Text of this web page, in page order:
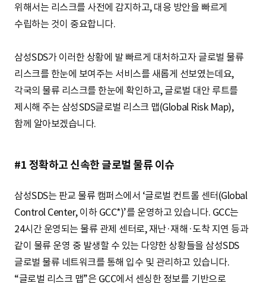
r
위해서는 리스크를 사전에 감지하고, 대응 방안을 빠르게
수립하는 것이 중요합니다.
삼성SDS가 이러한 상황에 발 빠르게 대처하고자 글로벌 물류
리스크를 한눈에 보여주는 서비스를 새롭게 선보였는데요,
각국의 물류 리스크를 한눈에 확인하고, 글로벌 대안 루트를
제시해 주는 삼성SDS글로벌 리스크 맵(Global Risk Map),
함께 알아보겠습니다.
#1 정확하고 신속한 글로벌 물류 이슈
삼성SDS는 판교 물류 캠퍼스에서 ‘글로벌 컨트롤 센터(Global
Control Center, 이하 GCC*)’를 운영하고 있습니다. GCC는
24시간 운영되는 물류 관제 센터로, 재난·재해·도착 지연 등과
같이 물류 운영 중 발생할 수 있는 다양한 상황들을 삼성SDS
글로벌 물류 네트워크를 통해 입수 및 관리하고 있습니다.
“글로벌 리스크 맵”은 GCC에서 센싱한 정보를 기반으로